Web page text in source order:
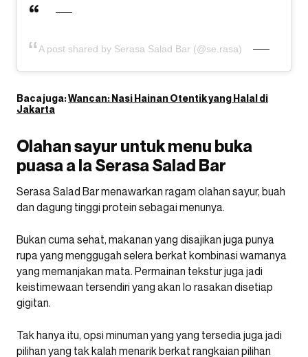
A post shared by Serasa Salad Bar (@se.rasa)
Baca juga:Wancan: Nasi Hainan Otentik yang Halal di
Jakarta
Olahan sayur untuk menu buka
puasa a la Serasa Salad Bar
Serasa Salad Bar menawarkan ragam olahan sayur, buah
dan dagung tinggi protein sebagai menunya.
Bukan cuma sehat, makanan yang disajikan juga punya
rupa yang menggugah selera berkat kombinasi warnanya
yang memanjakan mata. Permainan tekstur juga jadi
keistimewaan tersendiri yang akan lo rasakan disetiap
gigitan.
Tak hanya itu, opsi minuman yang yang tersedia juga jadi
pilihan yang tak kalah menarik berkat rangkaian pilihan